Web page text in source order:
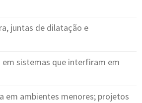
juntas de dilatação e
em sistemas que interfiram em
em ambientes menores; projetos